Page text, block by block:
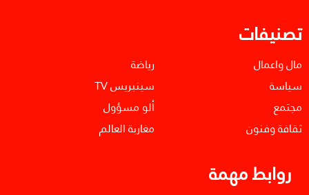
تصنيفات
مال واعمال
سياسة
مجتمع
ثقافة وفنون
رياضة
سينبريس TV
ألو مسؤول
مغاربة العالم
روابط مهمة